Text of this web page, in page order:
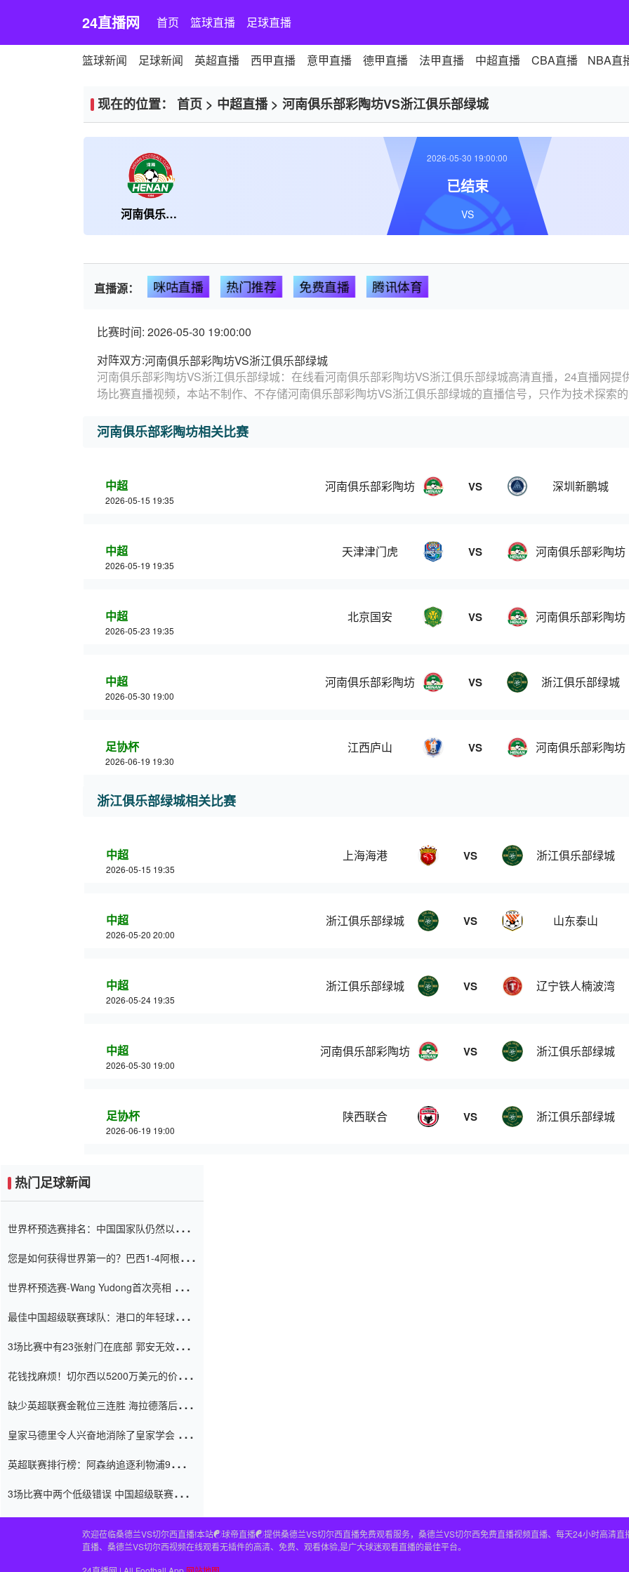
24直播网 首页 篮球直播 足球直播
篮球新闻 足球新闻 英超直播 西甲直播 意甲直播 德甲直播 法甲直播 中超直播 CBA直播 NBA直
现在的位置： 首页 > 中超直播> 河南俱乐部彩陶坊VS浙江俱乐部绿城
河南俱乐部彩陶坊
2026-05-30 19:00:00
已结束
VS
直播源： 咪咕直播 热门推荐 免费直播 腾讯体育
比赛时间: 2026-05-30 19:00:00
对阵双方:河南俱乐部彩陶坊VS浙江俱乐部绿城
河南俱乐部彩陶坊VS浙江俱乐部绿城：在线看河南俱乐部彩陶坊VS浙江俱乐部绿城高清直播，24直播网
场比赛直播视频，本站不制作、不存储河南俱乐部彩陶坊VS浙江俱乐部绿城的直播信号，只作为技术探索的
河南俱乐部彩陶坊相关比赛
中超
2026-05-15 19:35
河南俱乐部彩陶坊 VS 深圳新鹏城
中超
2026-05-19 19:35
天津津门虎 VS 河南俱乐部彩陶坊
中超
2026-05-23 19:35
北京国安 VS 河南俱乐部彩陶坊
中超
2026-05-30 19:00
河南俱乐部彩陶坊 VS 浙江俱乐部绿城
足协杯
2026-06-19 19:30
江西庐山 VS 河南俱乐部彩陶坊
浙江俱乐部绿城相关比赛
中超
2026-05-15 19:35
上海海港 VS 浙江俱乐部绿城
中超
2026-05-20 20:00
浙江俱乐部绿城 VS 山东泰山
中超
2026-05-24 19:35
浙江俱乐部绿城 VS 辽宁铁人楠波湾
中超
2026-05-30 19:00
河南俱乐部彩陶坊 VS 浙江俱乐部绿城
足协杯
2026-06-19 19:00
陕西联合 VS 浙江俱乐部绿城
热门足球新闻
世界杯预选赛排名：中国国家队仍然以6分
您是如何获得世界第一的？巴西1-4阿根
世界杯预选赛-Wang Yudong首次亮相 中国
最佳中国超级联赛球队：港口的年轻球员在
（Taishan）
3场比赛中有23张射门在底部 郭安无效传球
花钱找麻烦！切尔西以5200万美元的价格
窗口
缺少英超联赛金靴位三连胜 海拉德落后6球
皇家马德里令人兴奋地消除了皇家学会 安
英超联赛排行榜：阿森纳追逐利物浦9分 曼
3场比赛中两个低级错误 中国超级联赛的前
欢迎莅临桑德兰VS切尔西直播!本站☯球帝直播☯提供桑德兰VS切尔西直播免费观看服务，桑德兰VS切尔西免费直播视频直播、每天24小时高清
直播、桑德兰VS切尔西视频在线观看无插件的高清、免费、观看体验,是广大球迷观看直播的最佳平台。